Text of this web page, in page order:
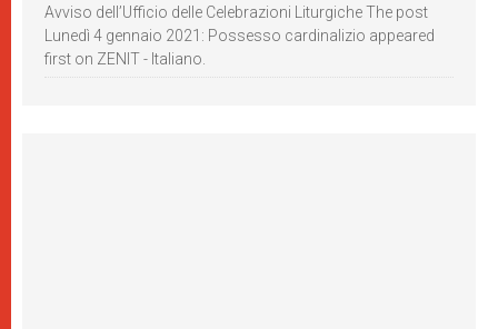
Avviso dell’Ufficio delle Celebrazioni Liturgiche The post
Lunedì 4 gennaio 2021: Possesso cardinalizio appeared
first on ZENIT - Italiano.